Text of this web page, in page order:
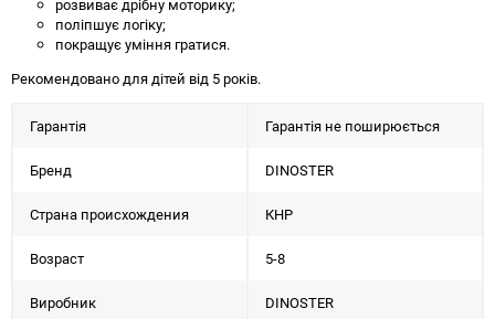
розвиває дрібну моторику;
поліпшує логіку;
покращує уміння гратися.
Рекомендовано для дітей від 5 років.
Гарантія Гарантія не поширюється
Бренд DINOSTER
Страна происхождения КНР
Возраст 5-8
Виробник DINOSTER